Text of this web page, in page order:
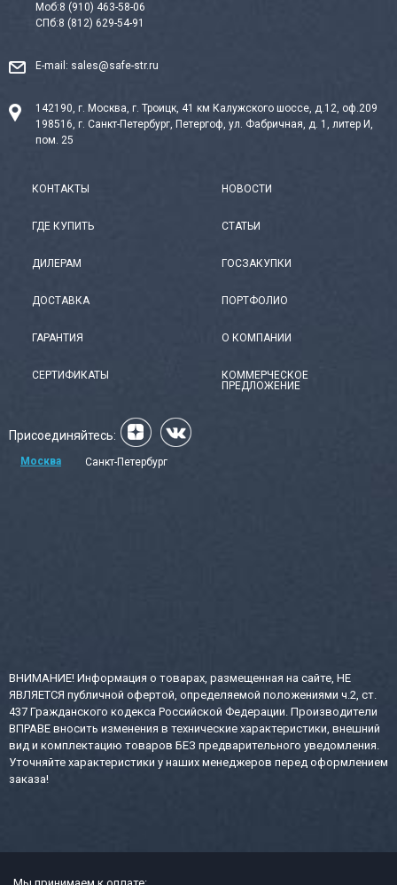
Моб:8 (910) 463-58-06
СПб:8 (812) 629-54-91
E-mail: sales@safe-str.ru
142190, г. Москва, г. Троицк, 41 км Калужского шоссе, д.12, оф.209
198516, г. Санкт-Петербург, Петергоф, ул. Фабричная, д. 1, литер И,
пом. 25
КОНТАКТЫ
ГДЕ КУПИТЬ
ДИЛЕРАМ
ДОСТАВКА
ГАРАНТИЯ
СЕРТИФИКАТЫ
НОВОСТИ
СТАТЬИ
ГОСЗАКУПКИ
ПОРТФОЛИО
О КОМПАНИИ
КОММЕРЧЕСКОЕ
ПРЕДЛОЖЕНИЕ
Присоединяйтесь:
Москва Санкт-Петербург
ВНИМАНИЕ! Информация о товарах, размещенная на сайте, НЕ
ЯВЛЯЕТСЯ публичной офертой, определяемой положениями ч.2, ст.
437 Гражданского кодекса Российской Федерации. Производители
ВПРАВЕ вносить изменения в технические характеристики, внешний
вид и комплектацию товаров БЕЗ предварительного уведомления.
Уточняйте характеристики у наших менеджеров перед оформлением
заказа!